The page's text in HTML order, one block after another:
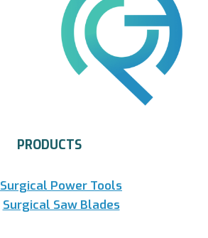
PRODUCTS
Surgical Power Tools
Surgical Saw Blades